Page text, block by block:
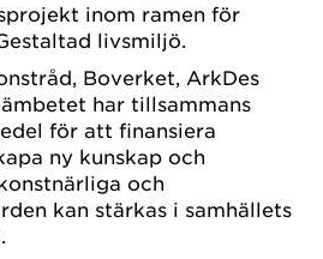
inom ramen för
livsmiljö.
Boverket, ArkDes
har tillsammans
för att finansiera
ny kunskap och
och
kan stärkas i samhällets